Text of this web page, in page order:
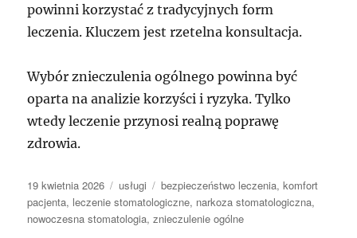
powinni korzystać z tradycyjnych form
leczenia. Kluczem jest rzetelna konsultacja.
Wybór znieczulenia ogólnego powinna być
oparta na analizie korzyści i ryzyka. Tylko
wtedy leczenie przynosi realną poprawę
zdrowia.
Data
publikacji
19 kwietnia 2026 Kategorie
usługi Tagi
bezpieczeństwo leczenia,komfort
pacjenta, leczenie stomatologiczne, narkoza stomatologiczna,
nowoczesna stomatologia,znieczulenie ogólne